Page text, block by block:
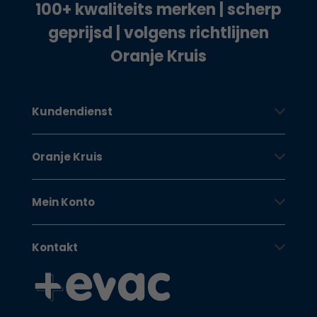
100+ kwaliteits merken | scherp
geprijsd | volgens richtlijnen
Oranje Kruis
Kundendienst
Oranje Kruis
Mein Konto
Kontakt